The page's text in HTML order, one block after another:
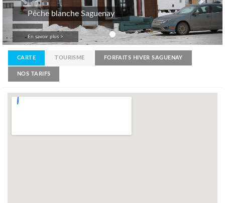
Pêche blanche Saguenay
En savoir plus >
CARTE TOURISME FORFAITS HIVER SAGUENAY
NOS TARIFS